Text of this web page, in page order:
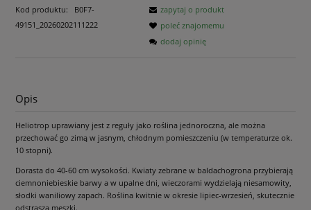
Kod produktu:
B0F7-
49151_20260202111222
zapytaj o produkt
poleć znajomemu
dodaj opinię
Opis
Heliotrop uprawiany jest z reguły jako roślina jednoroczna, ale można
przechować go zimą w jasnym, chłodnym pomieszczeniu (w temperaturze ok.
10 stopni).
Dorasta do 40-60 cm wysokości. Kwiaty zebrane w baldachogrona przybierają
ciemnoniebieskie barwy a w upalne dni, wieczorami wydzielają niesamowity,
słodki waniliowy zapach. Roślina kwitnie w okresie lipiec-wrzesień, skutecznie
odstrasza meszki.